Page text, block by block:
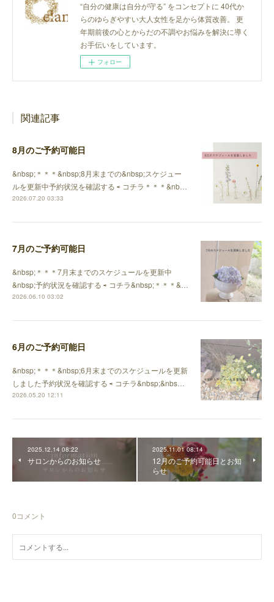
“自分の健康は自分が守る” をコンセプトに 40代か
らのゆらぎやすい大人女性を足から体質改善。 更
年期前後の心とからだの不調やお悩みを解決に導く
お手伝いをしています。
フォロー
関連記事
8月のご予約可能日
&nbsp;＊＊＊&nbsp;8月末までの&nbsp;スケジュー
ルを更新中予約状況を確認する ⇨ コチラ＊＊＊&nb…
2026.07.20 03:33
7月のご予約可能日
&nbsp;＊＊＊7月末までのスケジュールを更新中
&nbsp;予約状況を確認する ⇨ コチラ&nbsp;＊＊＊&…
2026.06.10 03:02
6月のご予約可能日
&nbsp;＊＊＊&nbsp;6月末までのスケジュールを更新
しました予約状況を確認する ⇨ コチラ&nbsp;&nbs…
2026.05.20 12:11
2025.12.14 08:22
サロンからのお知らせ
2025.11.01 08:14
12月のご予約可能日とお知
らせ
0コメント